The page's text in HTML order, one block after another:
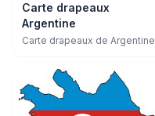
Carte drapeaux
Argentine
Carte drapeaux de Argentine